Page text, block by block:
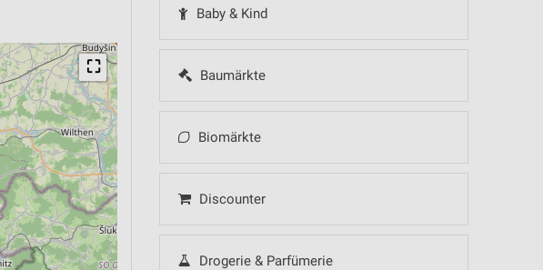
Baby & Kind
Baumärkte
Biomärkte
Discounter
Drogerie & Parfümerie
⛶